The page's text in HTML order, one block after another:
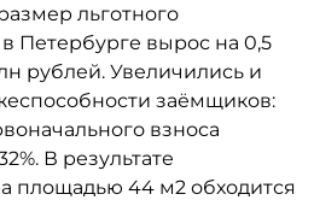
льготного
Петербурге вырос на 0,5
рублей. Увеличились и
заёмщиков:
взноса
В результате
площадью 44 м2 обходится